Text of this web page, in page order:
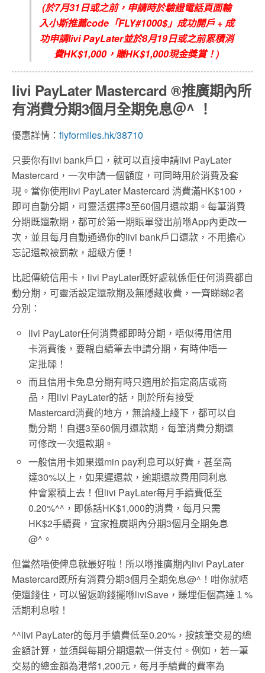
(於7月31日或之前，申請時於驗證電話頁面輸
入小斯推薦code「FLY#1000$」成功開戶+成
功申請livi PayLater並於8月19日或之前累積消
費HK$1,000，賺HK$1,000現金獎賞！)
livi PayLater Mastercard ®推廣期內所
有消費分期3個月全期免息＠^ ！
優惠詳情： flyformiles.hk/38710
只要你有livi bank戶口，就可以直接申請livi PayLater
Mastercard，一次申請一個額度，可同時用於消費及套
現。當你使用livi PayLater Mastercard 消費滿HK$100，
即可自動分期，可靈活選擇3至60個月還款期。每筆消費
分期既還款期，都可於第一期賬單發出前喺App內更改一
次，並且每月自動通過你的livi bank戶口還款，不用擔心
忘記還款被罰款，超級方便！
比起傳統信用卡，livi PayLater既好處就係佢任何消費都自
動分期，可靈活設定還款期及無隱藏收費，一齊睇睇2者
分別：
livi PayLater任何消費都即時分期，唔似得用信用
卡消費後，要親自續筆去申請分期，有時仲唔一
定批𠻹！
而且信用卡免息分期有時只適用於指定商店或商
品，用livi PayLater的話，則於所有接受
Mastercard消費的地方，無論綫上綫下，都可以自
動分期！自選3至60個月還款期，每筆消費分期還
可修改一次還款期。
一般信用卡如果還min pay利息可以好貴，甚至高
達30%以上，如果遲還款，逾期還款費用同利息
仲會累積上去！但livi PayLater每月手續費低至
0.20%^^，即係話HK$1,000的消費，每月只需
HK$2手續費，宜家推廣期內分期3個月全期免息
@^。
但當然唔使俾息就最好啦！所以喺推廣期內livi PayLater
Mastercard既所有消費分期3個月全期免息@^！咁你就唔
使還錢住，可以留返啲錢擺喺liviSave，賺埋佢個高達１%
活期利息啦！
^^livi PayLater的每月手續費低至0.20%，按該筆交易的總
金額計算，並須與每期分期還款一併支付。例如，若一筆
交易的總金額為港幣1,200元，每月手續費的費率為